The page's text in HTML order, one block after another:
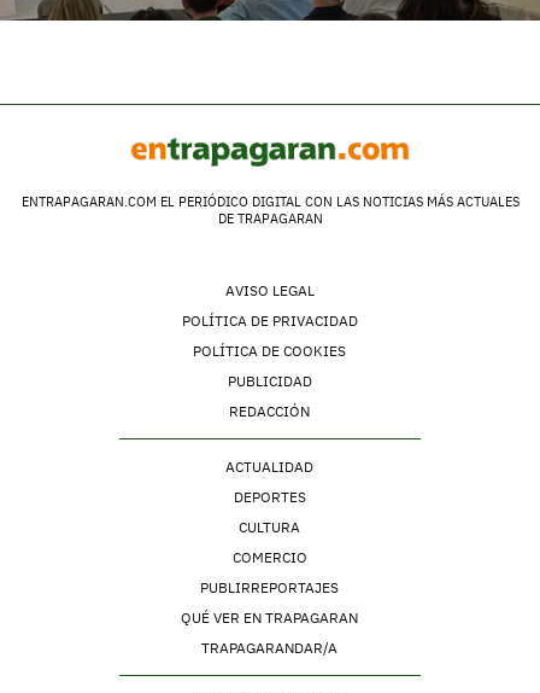
ENTRAPAGARAN.COM EL PERIÓDICO DIGITAL CON LAS NOTICIAS MÁS ACTUALES
DE TRAPAGARAN
AVISO LEGAL
POLÍTICA DE PRIVACIDAD
POLÍTICA DE COOKIES
PUBLICIDAD
REDACCIÓN
ACTUALIDAD
DEPORTES
CULTURA
COMERCIO
PUBLIRREPORTAJES
QUÉ VER EN TRAPAGARAN
TRAPAGARANDAR/A